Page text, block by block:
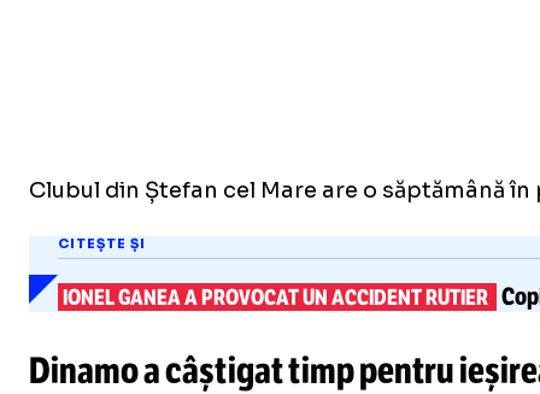
Clubul din Ștefan cel Mare are o săptămână
CITEȘTE ȘI
IONEL GANEA A PROVOCAT UN ACCIDENT RUTIER
Dinamo a câştigat timp pentru